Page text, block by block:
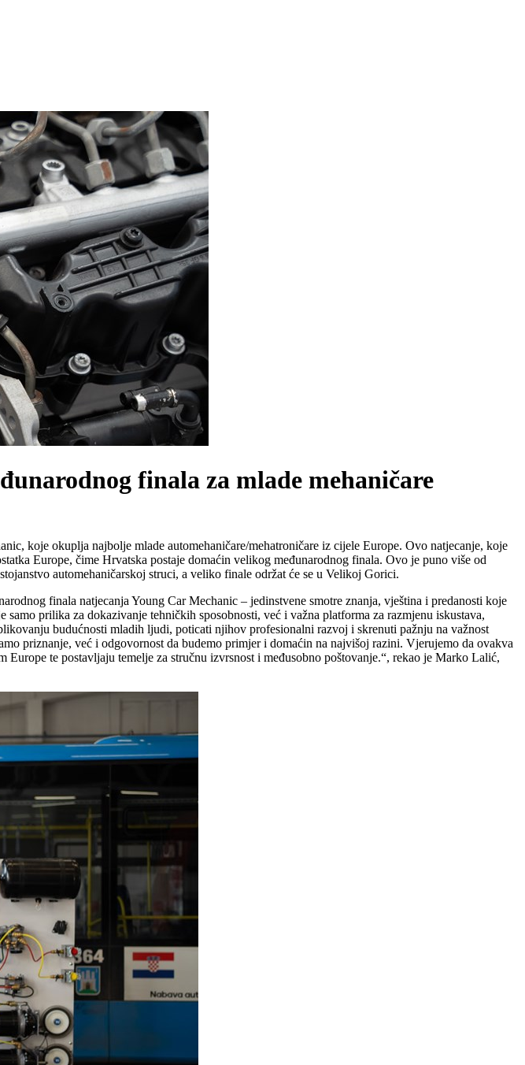
finala za mlade mehaničare
koje okuplja najbolje mlade automehaničare/mehatroničare iz cijele Europe. Ovo natjecanje, koje
Europe, čime Hrvatska postaje domaćin velikog međunarodnog finala. Ovo je puno više od
automehaničarskoj struci, a veliko finale održat će se u Velikoj Gorici.
finala natjecanja Young Car Mechanic – jedinstvene smotre znanja, vještina i predanosti koje
prilika za dokazivanje tehničkih sposobnosti, već i važna platforma za razmjenu iskustava,
budućnosti mladih ljudi, poticati njihov profesionalni razvoj i skrenuti pažnju na važnost
priznanje, već i odgovornost da budemo primjer i domaćin na najvišoj razini. Vjerujemo da ovakva
te postavljaju temelje za stručnu izvrsnost i međusobno poštovanje.“, rekao je Marko Lalić,